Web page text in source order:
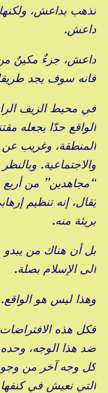
تذهب بداعش،
داعش.
داعش، جزءٌ مكينٌ من
فانه سوف يجد
في محيط الزيف
الواقع حدّا يجعله
المنطقة، وغريب عن
والاجتماعية.
“مجاهدين” من
يُقال، إنه تنظيم
بريئة منه.
بل أن هناك من يبدو
الى الإسلام بصلة.
وهذا ليس هو الواقع.
فكل هذه
ضد هذا الوجه،
كل وجه آخر من وجوه
التي نعيش في كنفها